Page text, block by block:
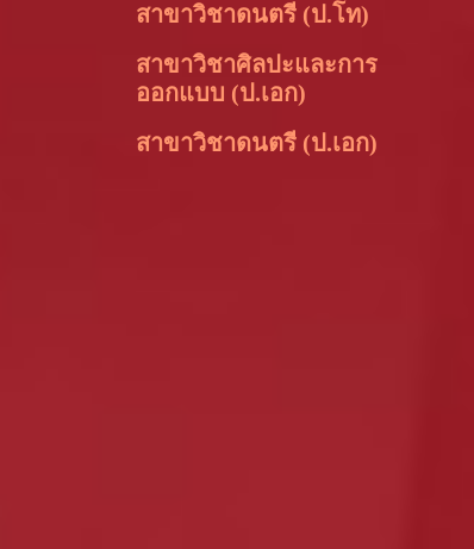
สาขาวิชาดนตรี (ป.โท)
สาขาวิชาศิลปะและการ
ออกแบบ (ป.เอก)
สาขาวิชาดนตรี (ป.เอก)